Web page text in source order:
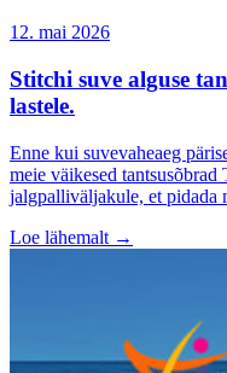
12. mai 2026
Stitchi suve alguse
lastele.
Enne kui suvevaheaeg
meie väikesed
jalgpalliväljakule, et
Loe lähemalt →